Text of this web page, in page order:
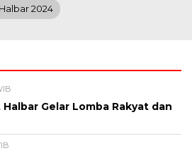
2024
Gelar Lomba Rakyat dan